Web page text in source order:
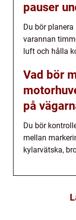
pauser
Du bör
varannan
luft och hålla
Vad bör
på
Du bör
mellan
kylarvätska,